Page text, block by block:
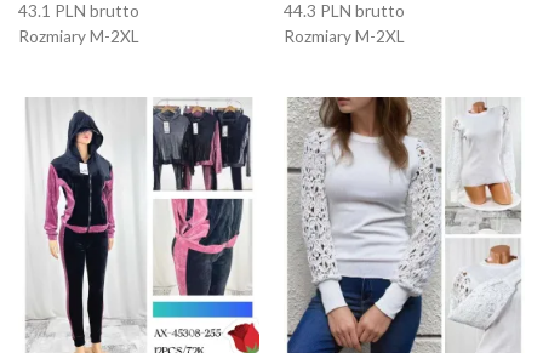
43.1 PLN brutto
Rozmiary M-2XL
44.3 PLN brutto
Rozmiary M-2XL